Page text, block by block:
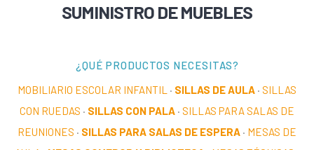
SUMINISTRO DE MUEBLES
¿QUÉ PRODUCTOS NECESITAS?
MOBILIARIO ESCOLAR INFANTIL · SILLAS DE AULA · SILLAS
CON RUEDAS · SILLAS CON PALA · SILLAS PARA SALAS DE
REUNIONES · SILLAS PARA SALAS DE ESPERA · MESAS DE